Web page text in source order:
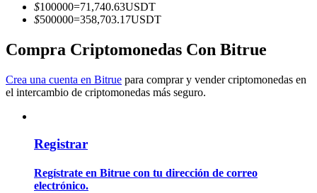
Información
Análisis de big data que incluye información comercial, etc.
$100000=71,740.63USDT
$500000=358,703.17USDT
Compra Criptomonedas Con Bitrue
Crea una cuenta en Bitrue para comprar y vender criptomonedas en
el intercambio de criptomonedas más seguro.
Registrar
Regístrate en Bitrue con tu dirección de correo
electrónico.